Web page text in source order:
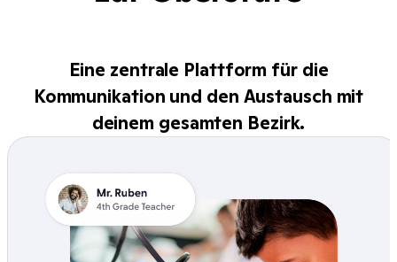
Eine zentrale Plattform für die
Kommunikation und den Austausch mit
deinem gesamten Bezirk.